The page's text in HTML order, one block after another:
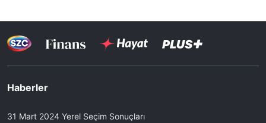
Haberler
31 Mart 2024 Yerel Seçim Sonuçları